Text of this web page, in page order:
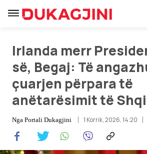
Lajme
Pikëpamje
Irlanda merr
së, Begaj: Të
çuarjen përpara të
anëtarësimit të
Nga Portali Dukagjini 1 Korrik, 2026, 14:20